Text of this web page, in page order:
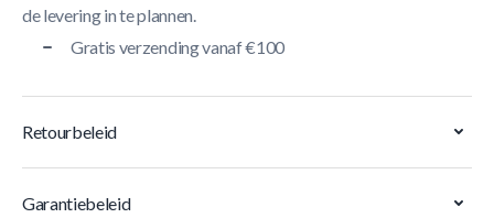
de levering in te plannen.
Gratis verzending vanaf €100
Retourbeleid
Garantiebeleid